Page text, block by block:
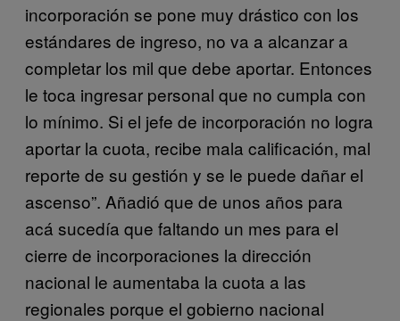
incorporación se pone muy drástico con los
estándares de ingreso, no va a alcanzar a
completar los mil que debe aportar. Entonces
le toca ingresar personal que no cumpla con
lo mínimo. Si el jefe de incorporación no logra
aportar la cuota, recibe mala calificación, mal
reporte de su gestión y se le puede dañar el
ascenso”. Añadió que de unos años para
acá sucedía que faltando un mes para el
cierre de incorporaciones la dirección
nacional le aumentaba la cuota a las
regionales porque el gobierno nacional